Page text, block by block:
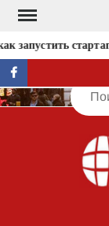
Перейти
содержимому
запустить
facebook
Поиск